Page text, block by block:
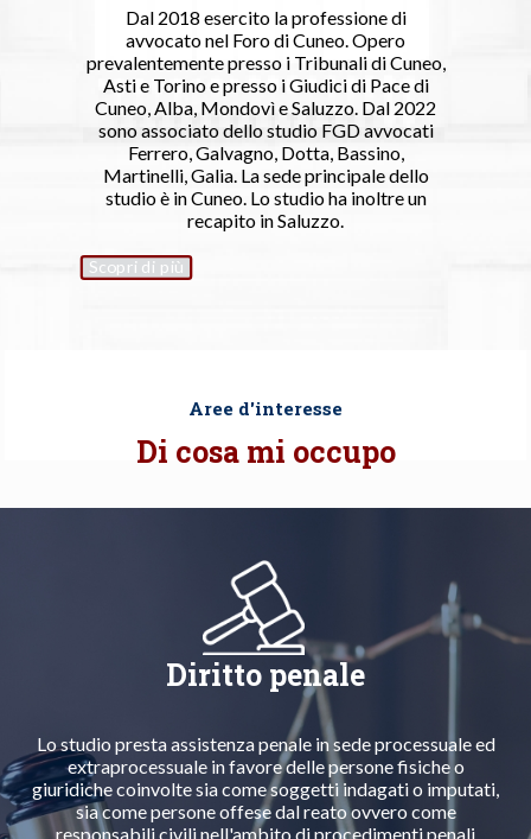
Dal 2018 esercito la professione di
avvocato nel Foro di Cuneo. Opero
prevalentemente presso i Tribunali di Cuneo,
Asti e Torino e presso i Giudici di Pace di
Cuneo, Alba, Mondovì e Saluzzo. Dal 2022
sono associato dello studio FGD avvocati
Ferrero, Galvagno, Dotta, Bassino,
Martinelli, Galia. La sede principale dello
studio è in Cuneo. Lo studio ha inoltre un
recapito in Saluzzo.
Scopri di più
Aree d'interesse
Di cosa mi occupo
Diritto penale
Lo studio presta assistenza penale in sede processuale ed
extraprocessuale in favore delle persone fisiche o
giuridiche coinvolte sia come soggetti indagati o imputati,
sia come persone offese dal reato ovvero come
responsabili civili nell'ambito di procedimenti penali